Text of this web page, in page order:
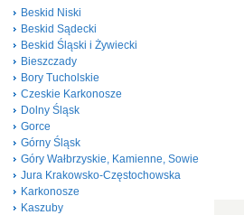
Beskid Niski
Beskid Sądecki
Beskid Śląski i Żywiecki
Bieszczady
Bory Tucholskie
Czeskie Karkonosze
Dolny Śląsk
Gorce
Górny Śląsk
Góry Wałbrzyskie, Kamienne, Sowie
Jura Krakowsko-Częstochowska
Karkonosze
Kaszuby